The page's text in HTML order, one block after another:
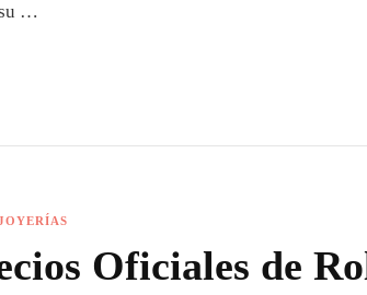
…
Oficiales de